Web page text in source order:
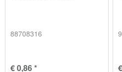
88708316
€ 0,86 *